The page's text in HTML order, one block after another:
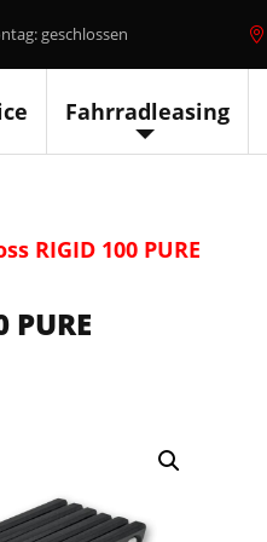
geschlossen
Fahrradleasing
RIGID 100 PURE
PURE